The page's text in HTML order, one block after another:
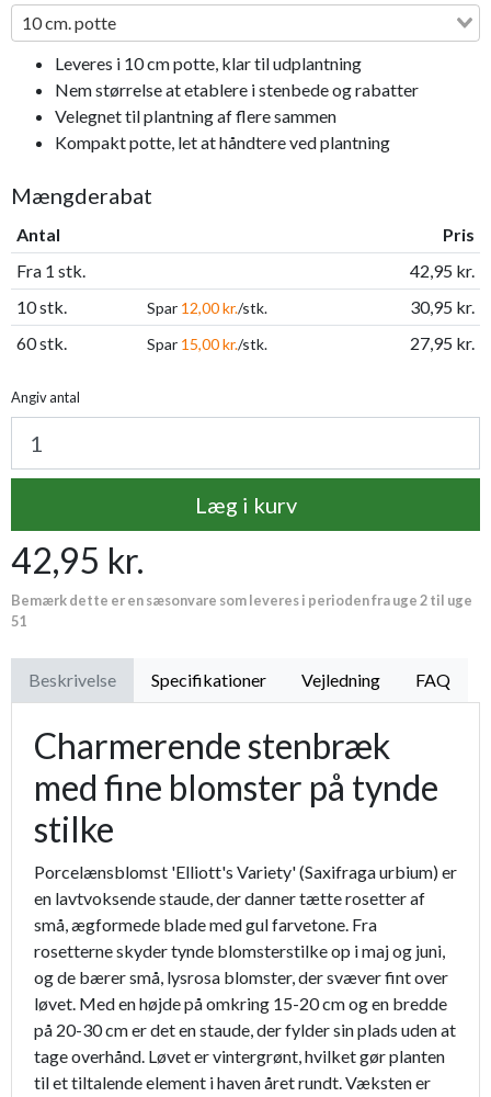
10 cm. potte
Leveres i 10 cm potte, klar til udplantning
Nem størrelse at etablere i stenbede og rabatter
Velegnet til plantning af flere sammen
Kompakt potte, let at håndtere ved plantning
Mængderabat
Antal
Pris
Fra 1 stk.
42,95 kr.
10 stk.
Spar 12,00 kr./stk.
30,95 kr.
60 stk.
Spar 15,00 kr./stk. 27,95 kr.
Angiv antal
Læg i kurv
42,95 kr.
Bemærk dette er en sæsonvare som leveres i perioden fra uge 2 til uge
51
Beskrivelse Specifikationer Vejledning FAQ
Charmerende stenbræk
med fine blomster på tynde
stilke
Porcelænsblomst 'Elliott's Variety' (Saxifraga urbium) er
en lavtvoksende staude, der danner tætte rosetter af
små, ægformede blade med gul farvetone. Fra
rosetterne skyder tynde blomsterstilke op i maj og juni,
og de bærer små, lysrosa blomster, der svæver fint over
løvet. Med en højde på omkring 15-20 cm og en bredde
på 20-30 cm er det en staude, der fylder sin plads uden at
tage overhånd. Løvet er vintergrønt, hvilket gør planten
til et tiltalende element i haven året rundt. Væksten er